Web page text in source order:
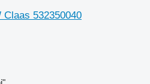
532350040